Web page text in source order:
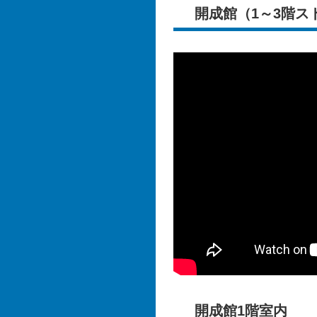
開成館（1～3階ス
開成館1階室内